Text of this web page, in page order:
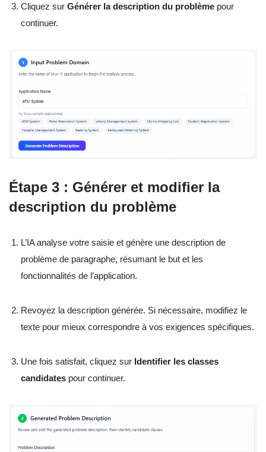
Cliquez sur Générer la description du problème pour
continuer.
Étape 3 : Générer et modifier la
description du problème
L’IA analyse votre saisie et génère une description de
problème de paragraphe, résumant le but et les
fonctionnalités de l’application.
Revoyez la description générée. Si nécessaire, modifiez le
texte pour mieux correspondre à vos exigences spécifiques.
Une fois satisfait, cliquez sur Identifier les classes
candidates pour continuer.